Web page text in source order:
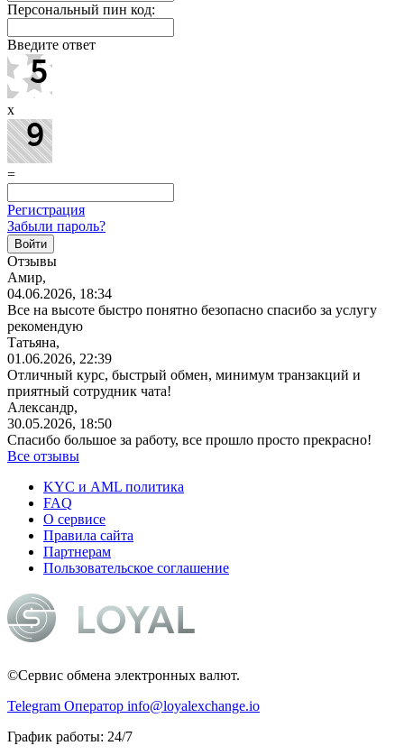
Персональный пин код:
Введите ответ
x
=
Регистрация
Забыли пароль?
Отзывы
Амир,
04.06.2026, 18:34
Все на высоте быстро понятно безопасно спасибо за услугу
рекомендую
Татьяна,
01.06.2026, 22:39
Отличный курс, быстрый обмен, минимум транзакций и
приятный сотрудник чата!
Александр,
30.05.2026, 18:50
Спасибо большое за работу, все прошло просто прекрасно!
Все отзывы
KYC и AML политика
FAQ
О сервисе
Правила сайта
Партнерам
Пользовательское соглашение
©Сервис обмена электронных валют.
Telegram Оператор info@loyalexchange.io
График работы: 24/7